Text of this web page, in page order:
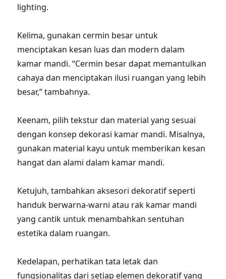
lighting.
Kelima, gunakan cermin besar untuk
menciptakan kesan luas dan modern dalam
kamar mandi. “Cermin besar dapat memantulkan
cahaya dan menciptakan ilusi ruangan yang lebih
besar,” tambahnya.
Keenam, pilih tekstur dan material yang sesuai
dengan konsep dekorasi kamar mandi. Misalnya,
gunakan material kayu untuk memberikan kesan
hangat dan alami dalam kamar mandi.
Ketujuh, tambahkan aksesori dekoratif seperti
handuk berwarna-warni atau rak kamar mandi
yang cantik untuk menambahkan sentuhan
estetika dalam ruangan.
Kedelapan, perhatikan tata letak dan
fungsionalitas dari setiap elemen dekoratif yang